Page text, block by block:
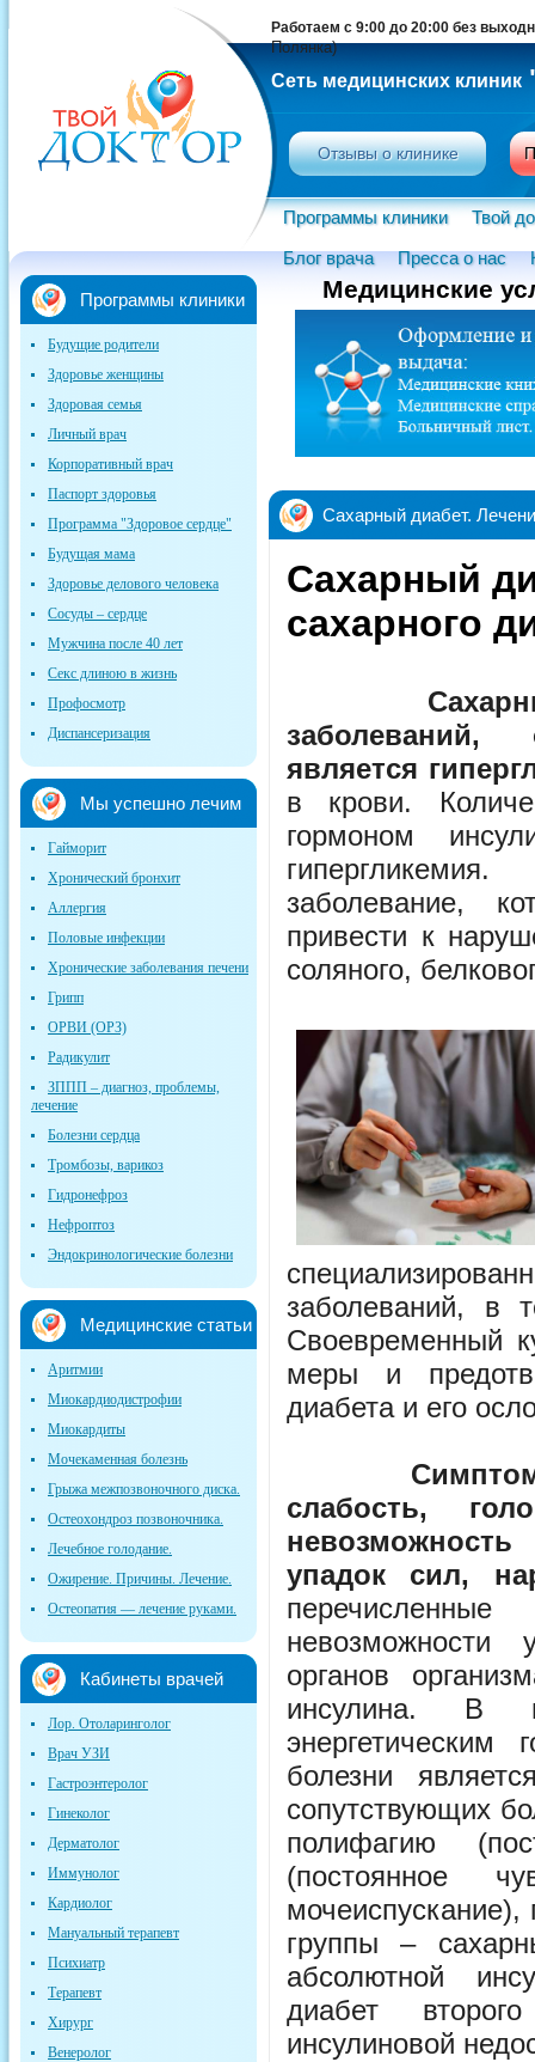
Работаем с 9:00 до 20:00 без
Полянка)
Сеть медицинских клиник
Отзывы о клинике
Программы клиники
Твой
Блог врача
Пресса о нас
Медицинские
Сахарный диабет.
Сахарный
сахарного
является
в крови.
гормоном
заболевание,
привести к
соляного,
заболеваний, в
Своевременный
меры и
диабета и его
слабость,
упадок сил,
невозможности
органов
инсулина. В
болезни
сопутствующих
полифагию
(постоянное
группы –
абсолютной
диабет
инсулиновой
Программы клиники
Будущие родители
Здоровье женщины
Здоровая семья
Личный врач
Корпоративный врач
Паспорт здоровья
Программа "Здоровое сердце"
Будущая мама
Здоровье делового человека
Сосуды – сердце
Мужчина после 40 лет
Секс длиною в жизнь
Профосмотр
Диспансеризация
Мы успешно лечим
Гайморит
Хронический бронхит
Аллергия
Половые инфекции
Хронические заболевания печени
Грипп
ОРВИ (ОРЗ)
Радикулит
ЗППП – диагноз, проблемы,
лечение
Болезни сердца
Тромбозы, варикоз
Гидронефроз
Нефроптоз
Эндокринологические болезни
Медицинские статьи
Аритмии
Миокардиодистрофии
Миокардиты
Мочекаменная болезнь
Грыжа межпозвоночного диска.
Остеохондроз позвоночника.
Лечебное голодание.
Ожирение. Причины. Лечение.
Остеопатия — лечение руками.
Кабинеты врачей
Лор. Отоларинголог
Врач УЗИ
Гастроэнтеролог
Гинеколог
Дерматолог
Иммунолог
Кардиолог
Мануальный терапевт
Психиатр
Терапевт
Хирург
Венеролог